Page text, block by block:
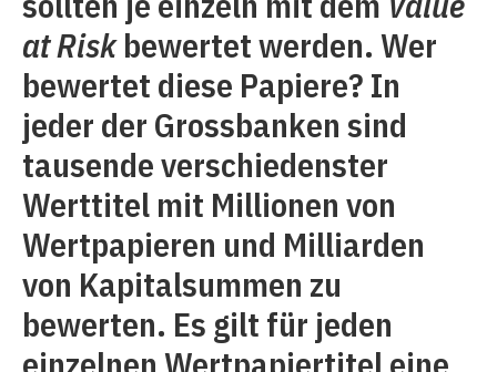
at Riskbewertet werden. Wer
bewertet diese Papiere? In
jeder der Grossbanken sind
tausende verschiedenster
Werttitel mit Millionen von
Wertpapieren und Milliarden
von Kapitalsummen zu
bewerten. Es gilt für jeden